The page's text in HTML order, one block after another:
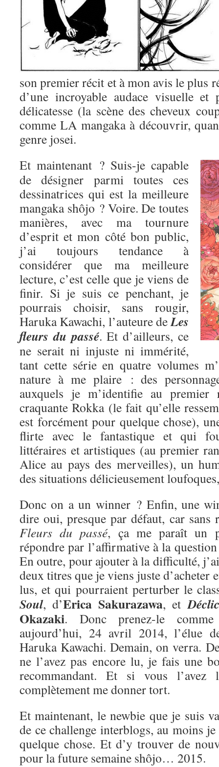
son premier récit et à mon avis le plus
d’une incroyable audace visuelle et
délicatesse (la scène des cheveux
comme LA mangaka à découvrir,
genre josei.
Et maintenant ? Suis-je capable
de désigner parmi toutes ces
dessinatrices qui est la meilleure
mangaka shôjo ? Voire. De toutes
manières, avec ma tournure
d’esprit et mon côté bon public,
j’ai toujours tendance à
considérer que ma meilleure
lecture, c’est celle que je viens de
finir. Si je suis ce penchant, je
pourrais choisir, sans rougir,
Haruka Kawachi, l’auteure deLes
fleurs du passé. Et d’ailleurs, ce
ne serait ni injuste ni immérité,
tant cette série en quatre volumes
nature à me plaire : des
auxquels je m’identifie au premier
craquante Rokka (le fait qu’elle
est forcément pour quelque chose),
flirte avec le fantastique et qui
littéraires et artistiques (au premier
Alice au pays des merveilles), un
des situations délicieusement
Donc on a un winner ? Enfin, une
dire oui, presque par défaut, car sans
Fleurs du passé, ça me paraît un
répondre par l’affirmative à la
En outre, pour ajouter à la difficulté,
deux titres que je viens juste d’acheter
lus, et qui pourraient perturber le
Soul, d’Erica Sakurazawa, et
Okazaki. Donc prenez-le
aujourd’hui, 24 avril 2014, l’élue
Haruka Kawachi. Demain, on verra.
ne l’avez pas encore lu, je fais une
recommandant. Et si vous l’avez
complètement me donner tort.
Et maintenant, le newbie que je suis
de ce challenge interblogs, au moins
quelque chose. Et d’y trouver de
pour la future semaine shôjo… 2015.